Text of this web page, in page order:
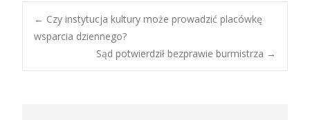
Post
navigation
← Czy instytucja kultury może prowadzić placówkę
wsparcia dziennego?
Sąd potwierdził bezprawie burmistrza →